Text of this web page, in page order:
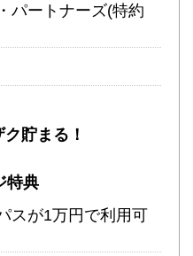
パートナーズ(特約
貯まる！
特典
スが1万円で利用可